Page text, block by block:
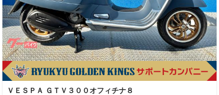
ＶＥＳＰＡ ＧＴＶ３００オフィチナ８